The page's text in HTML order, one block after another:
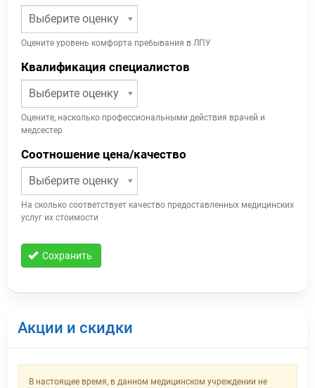
Выберите оценку
Оцените уровень комфорта пребывания в ЛПУ
Квалификация специалистов
Выберите оценку
Оцените, насколько профессиональными действия врачей и
медсестер
Соотношение цена/качество
Выберите оценку
На сколько соответствует качество предоставленных медицинских
услуг их стоимости
Сохранить
Акции и скидки
В настоящее время, в данном медицинском учреждении не